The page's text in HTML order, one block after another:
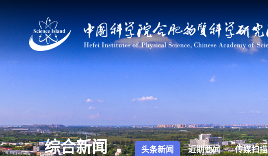
综合新闻 头条新闻 近期要闻 传媒扫描